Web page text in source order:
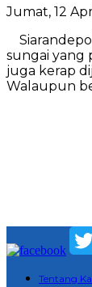
Jumat, 12
sungai yang
juga kerap
Walaupun
Tentang